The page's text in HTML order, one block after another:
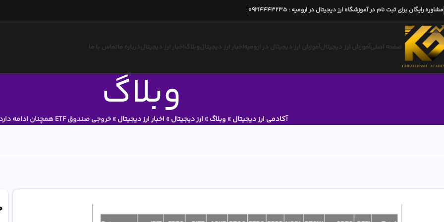
مشاوره رایگان برای ثبت نام در آموزشگاه ارز دیجیتال در ارومیه :
09214443235
صفحه اصلیآموزش ارز دیجیتالآموزش ارز دیجیتال در ارومیه اخبار ارز دیجیتالوبلاگ اخبار ارز دیجیتالدرباره ماتماس با ما
وبلاگ آکادمی ارز دیجیتال» وبلاگ» ارز دیجیتال» اخبار ارز دیجیتال»خروجی صندوق ETF همچنان ادامه دارد.!